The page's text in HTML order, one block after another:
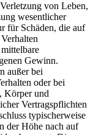
von Leben,
wesentlicher
für Schäden, die auf
Gewinn.
außer bei
oder bei
Körper und
Vertragspflichten
typischerweise
der Höhe nach auf